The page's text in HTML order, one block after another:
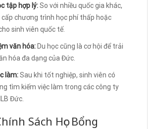
tập hợp lý:So với nhiều quốc gia khác,
chương trình học phí thấp hoặc
sinh viên quốc tế.
văn hóa: Du học cũng là cơ hội để trải
hóa đa dạng của Đức.
làm:Sau khi tốt nghiệp, sinh viên có
tìm kiếm việc làm trong các công ty
Đức.
Sách Học Bổng